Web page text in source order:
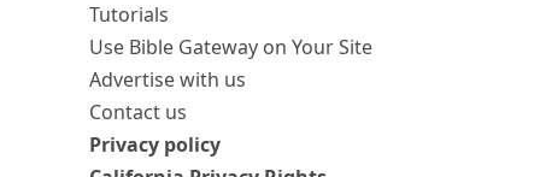
Tutorials
Use Bible Gateway on Your Site
Advertise with us
Contact us
Privacy policy